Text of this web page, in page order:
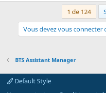
1 de 124
Vous devez vous
BTS Assistant Manager
Default Style